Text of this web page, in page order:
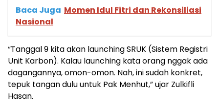
Baca Juga Momen Idul Fitri dan Rekonsiliasi
Nasional
“Tanggal 9 kita akan launching SRUK (Sistem Registri
Unit Karbon). Kalau launching kata orang nggak ada
dagangannya, omon-omon. Nah, ini sudah konkret,
tepuk tangan dulu untuk Pak Menhut,” ujar Zulkifli
Hasan.